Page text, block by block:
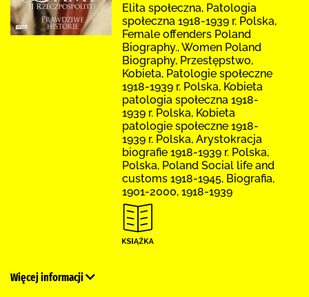
Elita społeczna, Patologia
społeczna 1918-1939 r. Polska,
Female offenders Poland
Biography., Women Poland
Biography, Przestępstwo,
Kobieta, Patologie społeczne
1918-1939 r. Polska, Kobieta
patologia społeczna 1918-
1939 r. Polska, Kobieta
patologie społeczne 1918-
1939 r. Polska, Arystokracja
biografie 1918-1939 r. Polska,
Polska, Poland Social life and
customs 1918-1945, Biografia,
1901-2000, 1918-1939
Więcej informacji